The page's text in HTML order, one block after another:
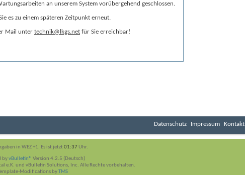
an unserem System vorübergehend geschlossen.
es zu einem späteren Zeitpunkt erneut.
Mail unter technik@lkgs.net für Sie erreichbar!
Datenschutz Impressum Kontakt
in WEZ +1. Es ist jetzt01:37 Uhr.
byvBulletin® Version 4.2.5 (Deutsch)
e.K. und vBulletin Solutions, Inc. Alle Rechte vorbehalten.
Modifications byTMS